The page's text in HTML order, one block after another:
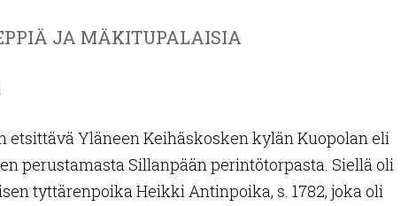
JA MÄKITUPALAISIA
etsittävä Yläneen Keihäskosken kylän Kuopolan eli
perustamasta Sillanpään perintötorpasta. Siellä oli
tyttärenpoika Heikki Antinpoika, s. 1782, joka oli